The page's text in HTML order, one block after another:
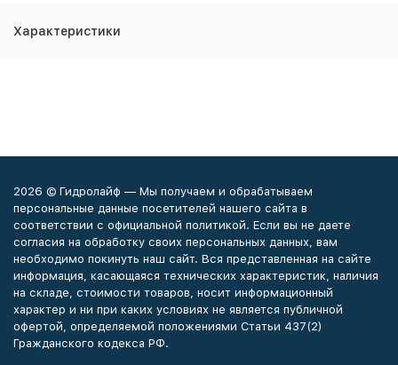
Характеристики
2026 © Гидролайф — Мы получаем и обрабатываем
персональные данные посетителей нашего сайта в
соответствии с официальной политикой. Если вы не даете
согласия на обработку своих персональных данных, вам
необходимо покинуть наш сайт. Вся представленная на сайте
информация, касающаяся технических характеристик, наличия
на складе, стоимости товаров, носит информационный
характер и ни при каких условиях не является публичной
офертой, определяемой положениями Статьи 437(2)
Гражданского кодекса РФ.